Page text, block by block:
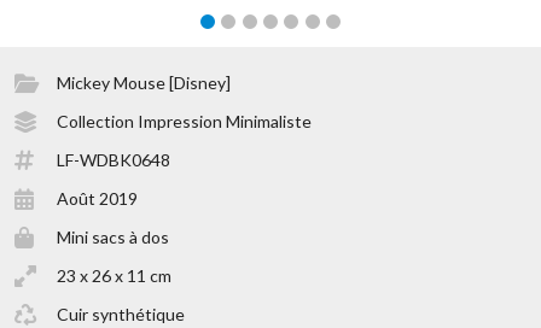
Mickey Mouse [Disney]
Collection Impression Minimaliste
LF-WDBK0648
Août 2019
Mini sacs à dos
23 x 26 x 11 cm
Cuir synthétique